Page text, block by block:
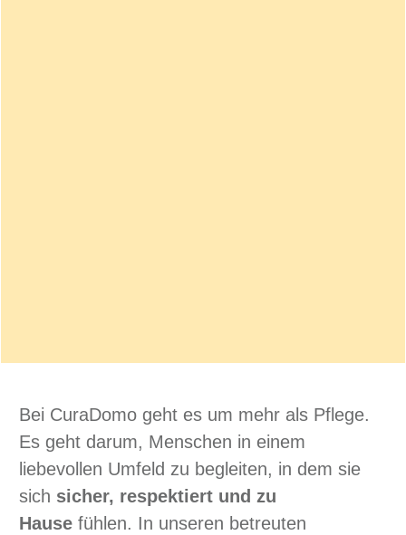
Bei CuraDomo geht es um mehr als Pflege.
Es geht darum, Menschen in einem
liebevollen Umfeld zu begleiten, in dem sie
sich sicher, respektiert und zu
Hause fühlen. In unseren betreuten